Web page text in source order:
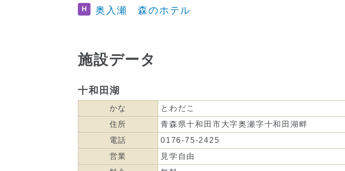
H 奥入瀬 森のホテル
施設データ
十和田湖
かな
とわだこ
住所
青森県十和田市大字奥瀬字十和田湖畔
電話
0176-75-2425
営業
見学自由